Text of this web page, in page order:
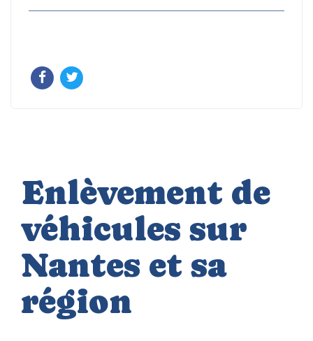
Enlèvement de
véhicules sur
Nantes et sa
région